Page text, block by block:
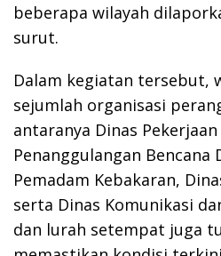
beberapa wilayah
surut.
Dalam kegiatan tersebut,
sejumlah organisasi
antaranya Dinas
Penanggulangan Bencana
Pemadam Kebakaran,
serta Dinas Komunikasi
dan lurah setempat juga